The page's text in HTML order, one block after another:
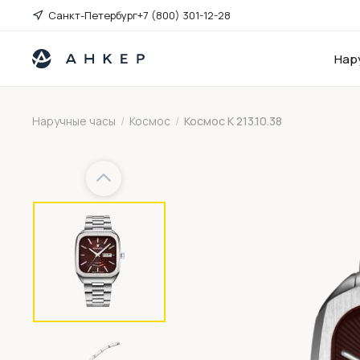
Санкт-Петербург+7 (800) 301-12-28
Наручные часы / Космос / Космос K 213.10.38
Previous